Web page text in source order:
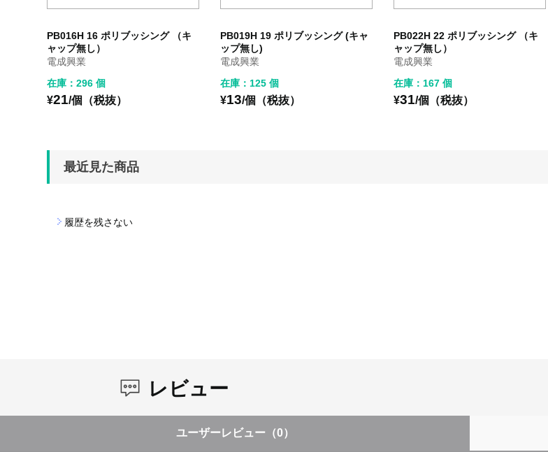
PB016H 16 ポリブッシング （キ
ャップ無し）
電成興業
在庫：296 個
¥21/個（税抜）
PB019H 19 ポリブッシング (キャ
ップ無し)
電成興業
在庫：125 個
¥13/個（税抜）
PB022H 22 ポリブッシング （キ
ャップ無し）
電成興業
在庫：167 個
¥31/個（税抜）
最近見た商品
履歴を残さない
レビュー
ユーザーレビュー （0）